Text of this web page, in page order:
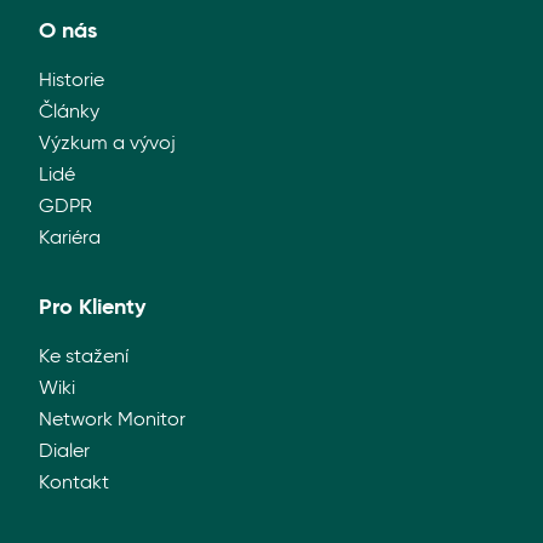
NOVINKY
PŘÍPADOVÉ STUDIE
LIDÉ
WIKI
KARIÉRA
KONTAKT
O nás
Historie
Články
Výzkum a vývoj
Lidé
GDPR
Kariéra
Pro Klienty
Ke stažení
Wiki
Network Monitor
Dialer
Kontakt